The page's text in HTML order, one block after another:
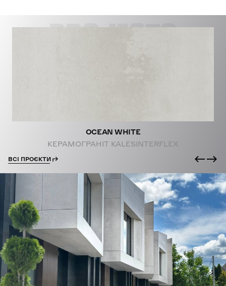
PROJECTS
OCEAN WHITE
КЕРАМОГРАНІТ KALESINTERFLEX
ВСІ ПРОЄКТИ